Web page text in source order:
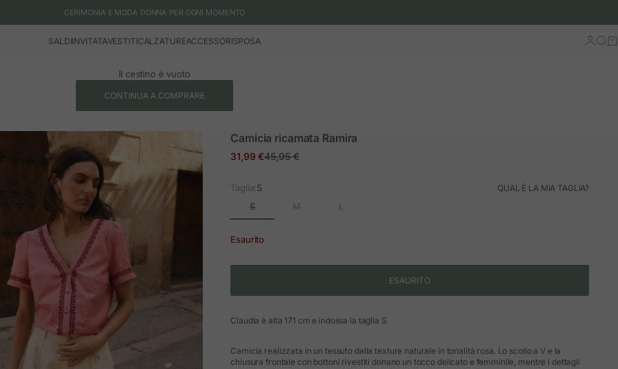
CERIMONIA E MODA DONNA PER OGNI MOMENTO
SALDIINVITATAVESTITICALZATUREACCESSORISPOSA Accedi
Il cestino è vuoto
CONTINUA A COMPRARE
Camicia ricamata Ramira
Prezzo in offerta
31,99 €Prezzo normale
45,95 €
Taglia:S QUAL È LA MIA TAGLIA?
S M L
Esaurito
ESAURITO
Claudia è alta 171 cm e indossa la taglia S
Camicia realizzata in un tessuto dalla texture naturale in tonalità rosa. Lo scollo a V e la
chiusura frontale con bottoni rivestiti donano un tocco delicato e femminile, mentre i dettagli